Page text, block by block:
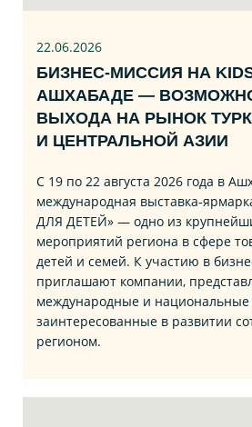
22.06.2026
БИЗНЕС‑МИССИЯ НА KIDS
АШХАБАДЕ —
ВЫХОДА НА РЫНОК
И ЦЕНТРАЛЬНОЙ АЗИИ
С 19 по 22 августа 2026 года в
международная
ДЛЯ ДЕТЕЙ» — одно из
мероприятий региона в сфере
детей и семей. К участию в
приглашают компании,
международные и
заинтересованные в развитии
регионом.